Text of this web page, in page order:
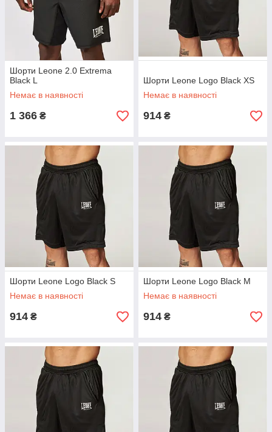
Шорти Leone 2.0 Extrema
Black L
Немає в наявності
1 366 ₴
Шорти Leone Logo Black XS
Немає в наявності
914 ₴
Шорти Leone Logo Black S
Немає в наявності
914 ₴
Шорти Leone Logo Black M
Немає в наявності
914 ₴